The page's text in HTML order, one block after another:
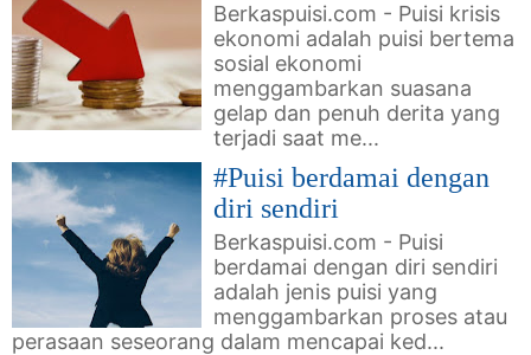
Berkaspuisi.com - Puisi krisis
ekonomi adalah puisi bertema
sosial ekonomi
menggambarkan suasana
gelap dan penuh derita yang
terjadi saat me...
#Puisi berdamai dengan
diri sendiri
Berkaspuisi.com - Puisi
berdamai dengan diri sendiri
adalah jenis puisi yang
menggambarkan proses atau
perasaan seseorang dalam mencapai ked...